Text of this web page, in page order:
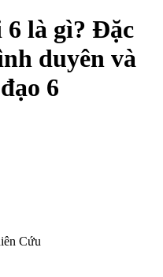
6 là gì? Đặc
duyên và
6
Cứu